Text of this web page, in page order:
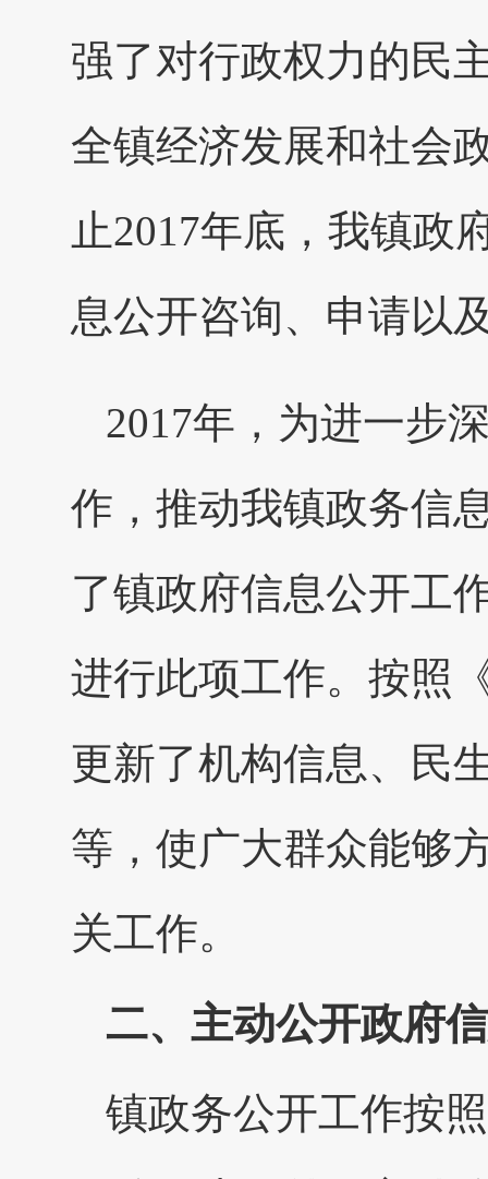
强了对行政权力的民
全镇经济发展和社会
止2017年底，我镇政
息公开咨询、申请以
2017年，为进一步
作，推动我镇政务信
了镇政府信息公开工
进行此项工作。按照
更新了机构信息、民
等，使广大群众能够
关工作。
二、主动公开政府
镇政务公开工作按